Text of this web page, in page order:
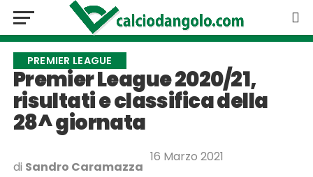
PREMIER LEAGUE
Premier League 2020/21,
risultati e classifica della
28^ giornata
di Sandro Caramazza
16 Marzo 2021